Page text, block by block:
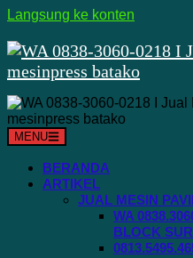
Langsung ke konten
MENU
BERANDA
ARTIKEL
JUAL MESIN
WA
BLOCK